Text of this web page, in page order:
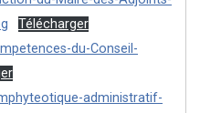
Télécharger
du-Conseil-
administratif-